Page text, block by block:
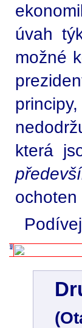
úvah
možné
která